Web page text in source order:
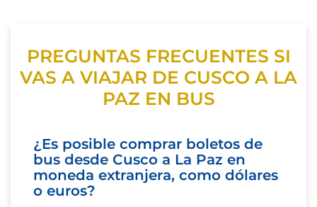
PREGUNTAS FRECUENTES SI
VAS A VIAJAR DE CUSCO A LA
PAZ EN BUS
¿Es posible comprar boletos de
bus desde Cusco a La Paz en
moneda extranjera, como dólares
o euros?